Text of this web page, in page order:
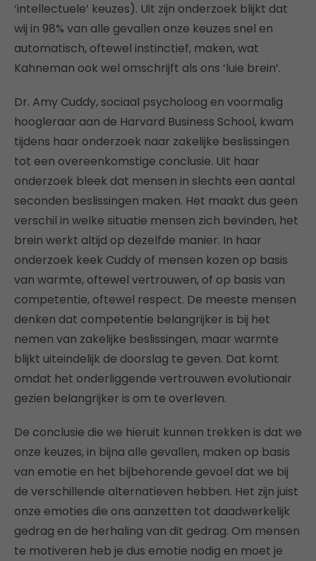
‘intellectuele’ keuzes). Uit zijn onderzoek blijkt dat
wij in 98% van alle gevallen onze keuzes snel en
automatisch, oftewel instinctief, maken, wat
Kahneman ook wel omschrijft als ons ‘luie brein’.
Dr. Amy Cuddy, sociaal psycholoog en voormalig
hoogleraar aan de Harvard Business School, kwam
tijdens haar onderzoek naar zakelijke beslissingen
tot een overeenkomstige conclusie. Uit haar
onderzoek bleek dat mensen in slechts een aantal
seconden beslissingen maken. Het maakt dus geen
verschil in welke situatie mensen zich bevinden, het
brein werkt altijd op dezelfde manier. In haar
onderzoek keek Cuddy of mensen kozen op basis
van warmte, oftewel vertrouwen, of op basis van
competentie, oftewel respect. De meeste mensen
denken dat competentie belangrijker is bij het
nemen van zakelijke beslissingen, maar warmte
blijkt uiteindelijk de doorslag te geven. Dat komt
omdat het onderliggende vertrouwen evolutionair
gezien belangrijker is om te overleven.
De conclusie die we hieruit kunnen trekken is dat we
onze keuzes, in bijna alle gevallen, maken op basis
van emotie en het bijbehorende gevoel dat we bij
de verschillende alternatieven hebben. Het zijn juist
onze emoties die ons aanzetten tot daadwerkelijk
gedrag en de herhaling van dit gedrag. Om mensen
te motiveren heb je dus emotie nodig en moet je